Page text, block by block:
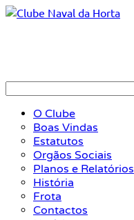
O Clube
Boas Vindas
Estatutos
Orgãos Sociais
Planos e Relatórios
História
Frota
Contactos